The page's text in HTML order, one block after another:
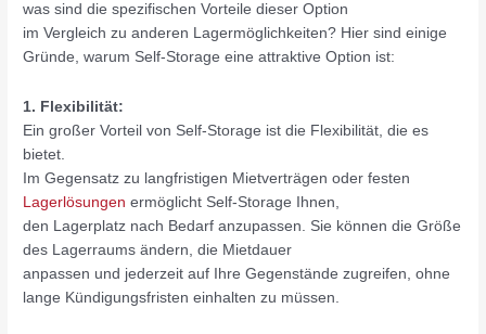
was sind die spezifischen Vorteile dieser Option
im Vergleich zu anderen Lagermöglichkeiten? Hier sind einige
Gründe, warum Self-Storage eine attraktive Option ist:
1. Flexibilität:
Ein großer Vorteil von Self-Storage ist die Flexibilität, die es
bietet.
Im Gegensatz zu langfristigen Mietverträgen oder festen
Lagerlösungen ermöglicht Self-Storage Ihnen,
den Lagerplatz nach Bedarf anzupassen. Sie können die Größe
des Lagerraums ändern, die Mietdauer
anpassen und jederzeit auf Ihre Gegenstände zugreifen, ohne
lange Kündigungsfristen einhalten zu müssen.